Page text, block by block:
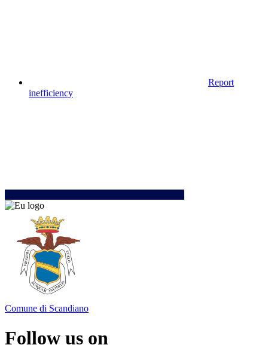
Report
inefficiency
Comune di Scandiano
Follow us on